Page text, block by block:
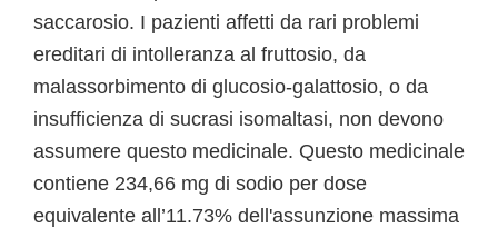
saccarosio. I pazienti affetti da rari problemi
ereditari di intolleranza al fruttosio, da
malassorbimento di glucosio-galattosio, o da
insufficienza di sucrasi isomaltasi, non devono
assumere questo medicinale. Questo medicinale
contiene 234,66 mg di sodio per dose
equivalente all’11.73% dell'assunzione massima